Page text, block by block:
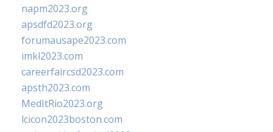
napm2023.org
apsdfd2023.org
forumausape2023.com
imkl2023.com
careerfaircsd2023.com
apsth2023.com
MedItRio2023.org
lcicon2023boston.com